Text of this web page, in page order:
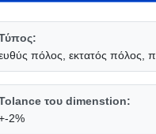
πόλος, εκτατός πόλος,
του dimenstion:
2%